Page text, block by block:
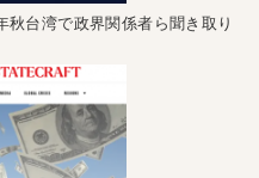
台湾で政界関係者ら聞き取り